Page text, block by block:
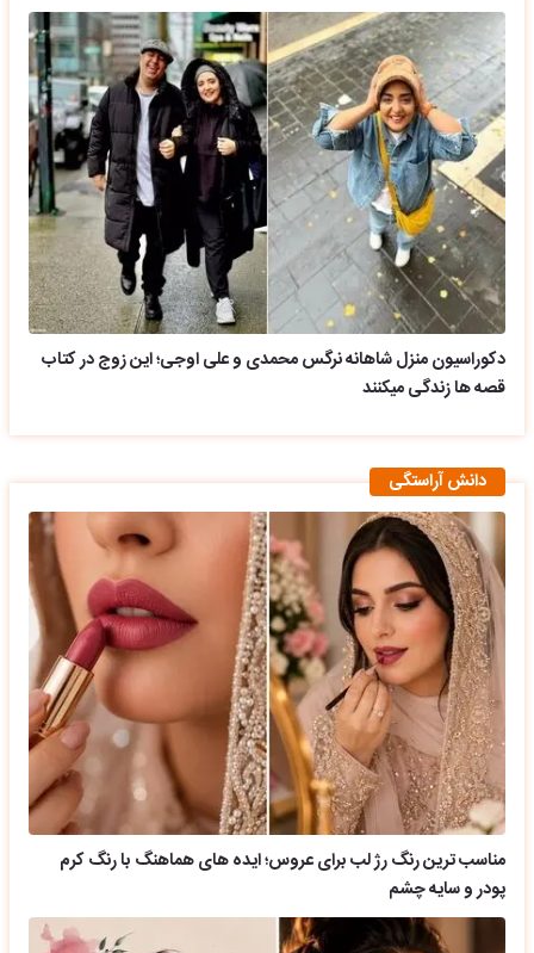
دکوراسیون منزل شاهانه نرگس محمدی و علی اوجی؛ این زوج در کتاب
قصه ها زندگی میکنند
دانش آراستگی
مناسب ترین رنگ رژ لب برای عروس؛ ایده های هماهنگ با رنگ کرم
پودر و سایه چشم